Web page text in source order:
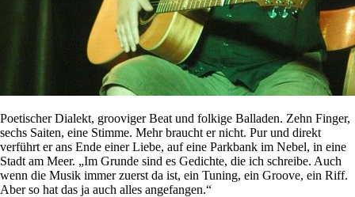
Poetischer Dialekt, grooviger Beat und folkige Balladen. Zehn Finger,
sechs Saiten, eine Stimme. Mehr braucht er nicht. Pur und direkt
verführt er ans Ende einer Liebe, auf eine Parkbank im Nebel, in eine
Stadt am Meer. „Im Grunde sind es Gedichte, die ich schreibe. Auch
wenn die Musik immer zuerst da ist, ein Tuning, ein Groove, ein Riff.
Aber so hat das ja auch alles angefangen.“